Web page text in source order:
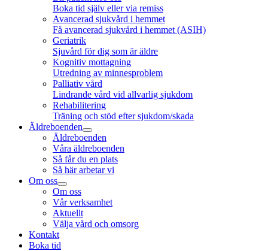
Boka tid själv eller via remiss
Avancerad sjukvård i hemmet
Få avancerad sjukvård i hemmet (ASIH)
Geriatrik
Sjuvård för dig som är äldre
Kognitiv mottagning
Utredning av minnesproblem
Palliativ vård
Lindrande vård vid allvarlig sjukdom
Rehabilitering
Träning och stöd efter sjukdom/skada
Äldreboenden
Äldreboenden
Våra äldreboenden
Så får du en plats
Så här arbetar vi
Om oss
Om oss
Vår verksamhet
Aktuellt
Välja vård och omsorg
Kontakt
Boka tid